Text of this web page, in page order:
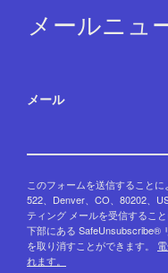
メールニュ
メール
このフォームを送信すること
522、Denver、CO、80202、
ティング メールを受信するこ
下部にある SafeUnsubscribe®
を取り消すことができます。
れます。